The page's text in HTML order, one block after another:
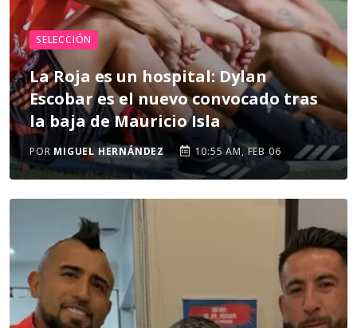
SELECCIÓN
La Roja es un hospital: Dylan
Escobar es el nuevo convocado tras
la baja de Mauricio Isla
POR MIGUEL HERNÁNDEZ 10:55 AM, FEB 06